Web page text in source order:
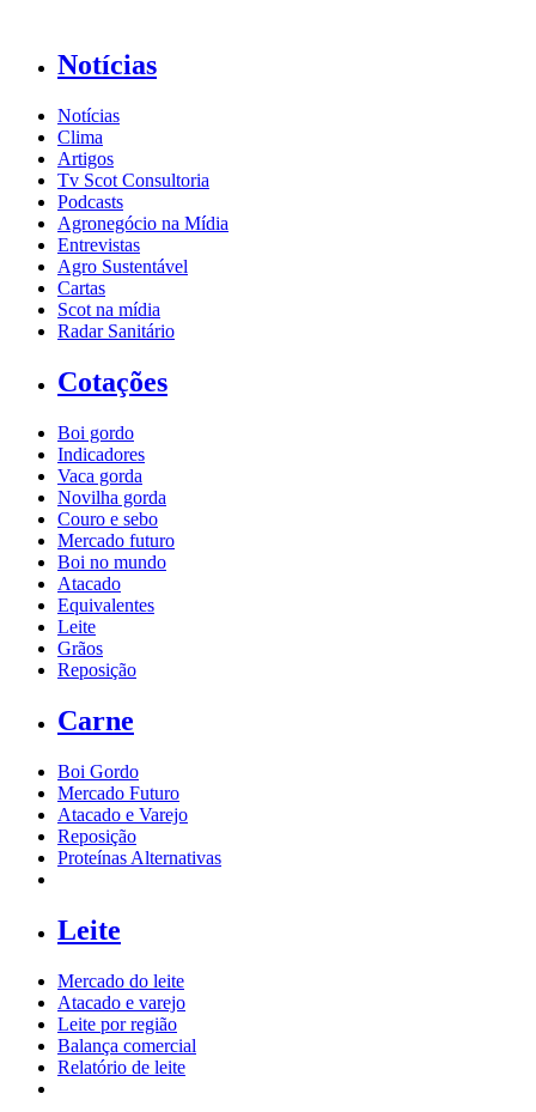
Notícias
Notícias
Clima
Artigos
Tv Scot Consultoria
Podcasts
Agronegócio na Mídia
Entrevistas
Agro Sustentável
Cartas
Scot na mídia
Radar Sanitário
Cotações
Boi gordo
Indicadores
Vaca gorda
Novilha gorda
Couro e sebo
Mercado futuro
Boi no mundo
Atacado
Equivalentes
Leite
Grãos
Reposição
Carne
Boi Gordo
Mercado Futuro
Atacado e Varejo
Reposição
Proteínas Alternativas
Leite
Mercado do leite
Atacado e varejo
Leite por região
Balança comercial
Relatório de leite